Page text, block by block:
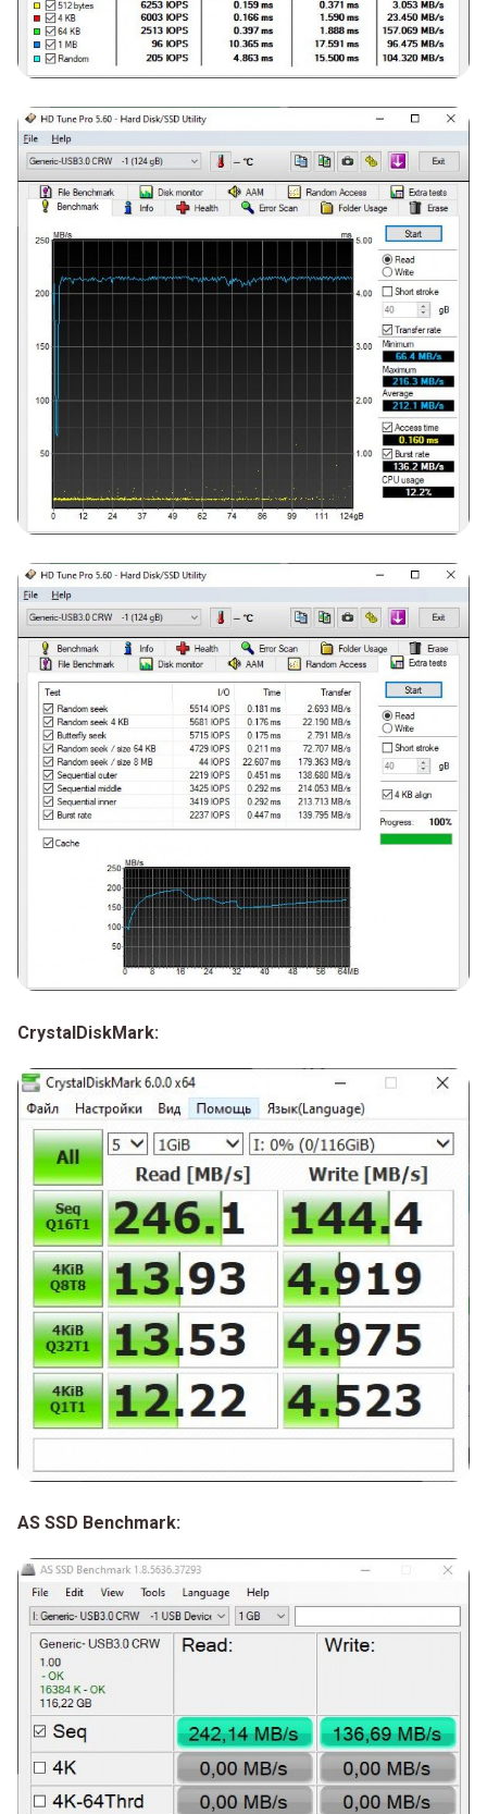
CrystalDiskMark:
AS SSD Benchmark: